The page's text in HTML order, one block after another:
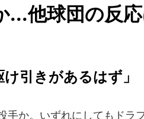
...他球団の反
け引きがあるはず」
手か。いずれにしてもドラ